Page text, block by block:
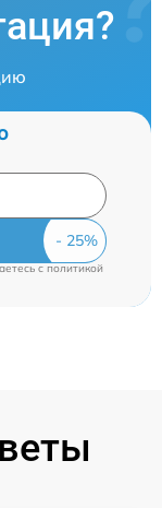
cполитикой